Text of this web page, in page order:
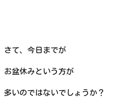
さて、今日までが
お盆休みという方が
多いのではないでしょうか？